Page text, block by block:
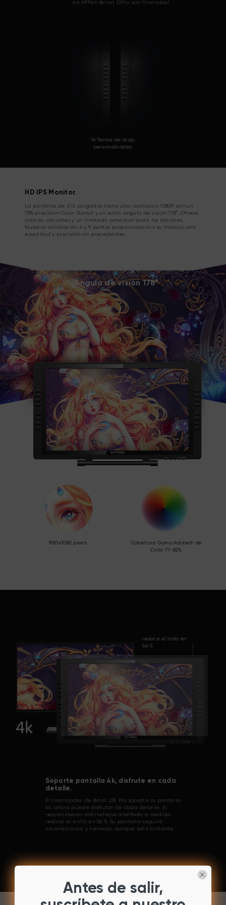
de XPPen Aritist 22Pro son ilimitadas!
16 Teclas de atajo
personalizables
HD IPS Monitor.
La pantalla de 21.5 pulgadas tiene una resolución 1080P con un
78% precisión Color Gamut y un extro ángulo de visión 178°. Ofrece
colores vibrantes y un ilimitado potencial para los detalles.
Nuestra calibración 4 y 9 puntos proporcionará a su trabajo una
exactitud y precisión sin precedentes.
Ángulo de visión 178°
1920x1080 pixels
Cobertura Gama Adobe® de
Color 77-82%
Soporte pantalla 4k, disfrute en cada
detalle.
El controlador de Artist 22E Pro soporte la pantalla
4k, ahora puede disfrutar de cada detalle. El
recubrimiento antirreflejos diseñado a medida
reduce el brillo en 56 %. Su pantalla seguirá
luciendo clara y hermosa, aunque está brillante.
reduce el brillo en
56 %
Antes de salir,